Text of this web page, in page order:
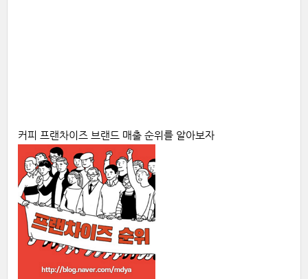
커피 프랜차이즈 브랜드 매출 순위를 알아보자